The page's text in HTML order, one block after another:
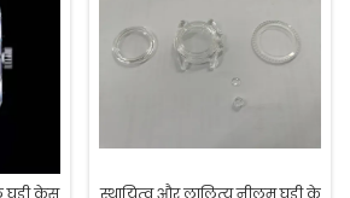
घड़ी केस
स्थायित्व और लालित्य नीलम घडी के